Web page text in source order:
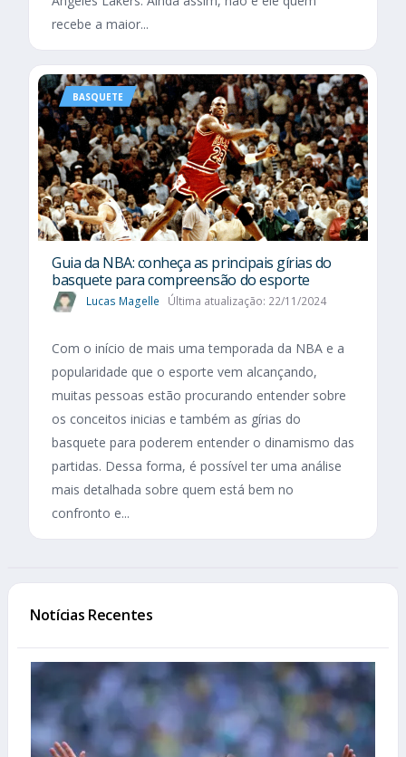
recebe a maior...
BASQUETE
Guia da NBA: conheça as principais gírias do
basquete para compreensão do esporte
Lucas Magelle Última atualização: 22/11/2024
Com o início de mais uma temporada da NBA e a
popularidade que o esporte vem alcançando,
muitas pessoas estão procurando entender sobre
os conceitos inicias e também as gírias do
basquete para poderem entender o dinamismo das
partidas. Dessa forma, é possível ter uma análise
mais detalhada sobre quem está bem no
confronto e...
Notícias Recentes